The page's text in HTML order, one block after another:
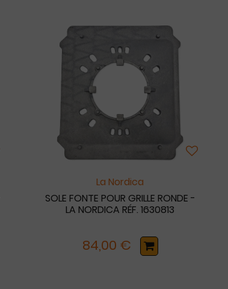
La Nordica
SOLE FONTE POUR GRILLE RONDE -
LA NORDICA RÉF. 1630813
84,00 €